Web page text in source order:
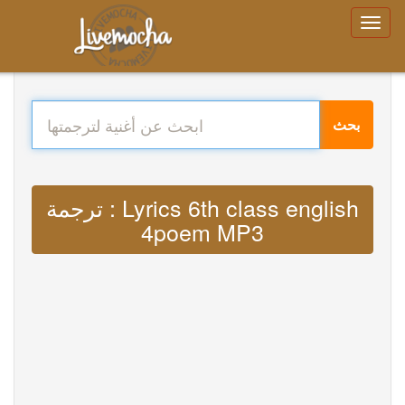
بحث
ترجمة : Lyrics 6th class english
4poem MP3